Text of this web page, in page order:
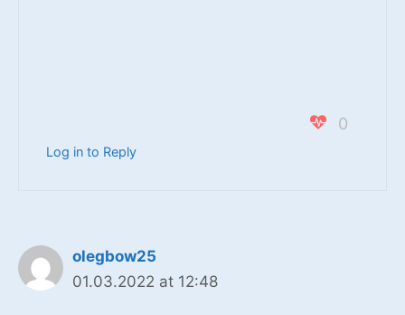
0
Log in to Reply
olegbow25
01.03.2022 at 12:48